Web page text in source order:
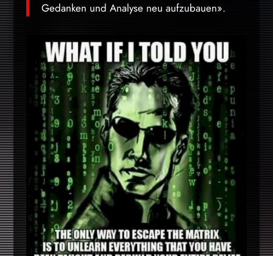
Gedanken und Analyse neu aufzubauen».